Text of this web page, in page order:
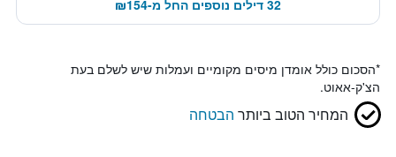
32 דילים נוספים החל מ-₪154
*הסכום כולל אומדן מיסים מקומיים ועמלות שיש לשלם בעת
הצ'ק-אאוט.
המחיר הטוב ביותר הבטחה